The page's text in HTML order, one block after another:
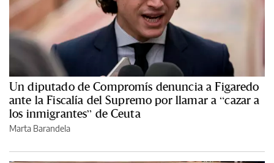
Un diputado de Compromís denuncia a Figaredo
ante la Fiscalía del Supremo por llamar a “cazar a
los inmigrantes” de Ceuta
Marta Barandela